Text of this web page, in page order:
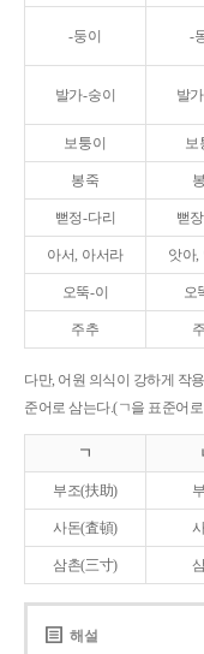
-둥이 -
발가-숭이 발
보퉁이 보
봉죽
뻗정-다리 뻗
아서, 아서라 앗아,
오뚝-이 오
주추
다만, 어원 의식이 강하게 작
준어로 삼는다.(ㄱ을 표준어
ㄱ
부조(扶助)
사돈(査頓)
삼촌(三寸)
해설